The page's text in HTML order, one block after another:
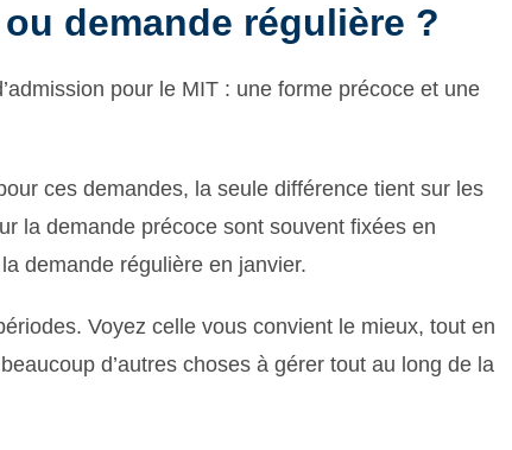
demande régulière ?
pour le MIT : une forme précoce et une
ces demandes, la seule différence tient sur les
la demande précoce sont souvent fixées en
demande régulière en janvier.
Voyez celle vous convient le mieux, tout en
d’autres choses à gérer tout au long de la